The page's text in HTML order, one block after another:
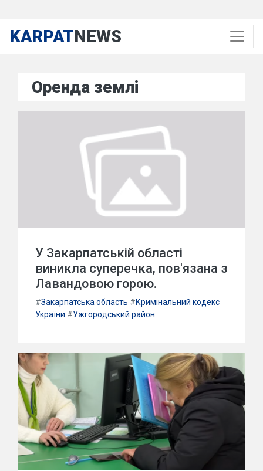
KARPATNEWS
Оренда землі
У Закарпатській області
виникла суперечка, пов'язана з
Лавандовою горою.
#Закарпатська область #Кримінальний кодекс
України #Ужгородський район